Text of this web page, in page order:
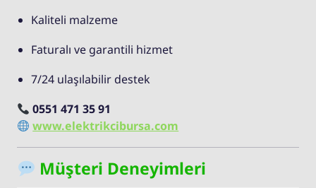
Kaliteli malzeme
Faturalı ve garantili hizmet
7/24 ulaşılabilir destek
0551 471 35 91
www.elektrikcibursa.com
Müşteri Deneyimleri